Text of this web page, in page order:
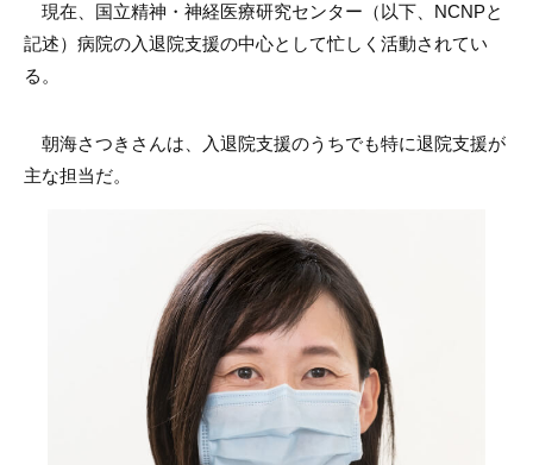
現在、国立精神・神経医療研究センター（以下、NCNPと
記述）病院の入退院支援の中心として忙しく活動されてい
る。
朝海さつきさんは、入退院支援のうちでも特に退院支援が
主な担当だ。